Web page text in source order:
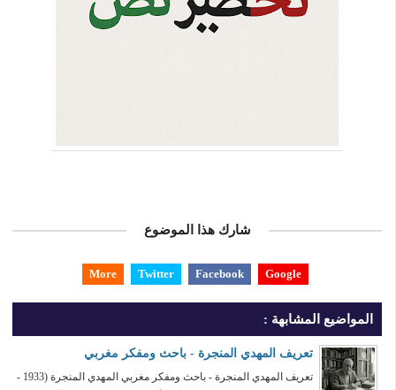
شارك هذا الموضوع
Google
Facebook
Twitter
More
المواضيع المشابهة :
تعريف المهدي المنجرة - باحث ومفكر مغربي
تعريف المهدي المنجرة - باحث ومفكر مغربي المهدي المنجرة (1933 -